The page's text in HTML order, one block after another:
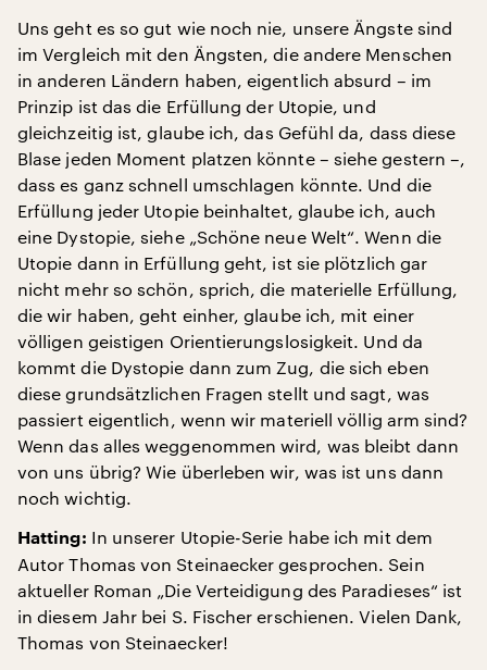
Uns geht es so gut wie noch nie, unsere Ängste sind
im Vergleich mit den Ängsten, die andere Menschen
in anderen Ländern haben, eigentlich absurd – im
Prinzip ist das die Erfüllung der Utopie, und
gleichzeitig ist, glaube ich, das Gefühl da, dass diese
Blase jeden Moment platzen könnte – siehe gestern –,
dass es ganz schnell umschlagen könnte. Und die
Erfüllung jeder Utopie beinhaltet, glaube ich, auch
eine Dystopie, siehe „Schöne neue Welt“. Wenn die
Utopie dann in Erfüllung geht, ist sie plötzlich gar
nicht mehr so schön, sprich, die materielle Erfüllung,
die wir haben, geht einher, glaube ich, mit einer
völligen geistigen Orientierungslosigkeit. Und da
kommt die Dystopie dann zum Zug, die sich eben
diese grundsätzlichen Fragen stellt und sagt, was
passiert eigentlich, wenn wir materiell völlig arm sind?
Wenn das alles weggenommen wird, was bleibt dann
von uns übrig? Wie überleben wir, was ist uns dann
noch wichtig.
Hatting: In unserer Utopie-Serie habe ich mit dem
Autor Thomas von Steinaecker gesprochen. Sein
aktueller Roman „Die Verteidigung des Paradieses“ ist
in diesem Jahr bei S. Fischer erschienen. Vielen Dank,
Thomas von Steinaecker!